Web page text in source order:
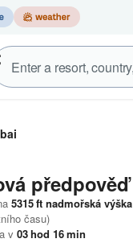
předpověď
5315ft nadmořská výška
času)
v 03hod 16min